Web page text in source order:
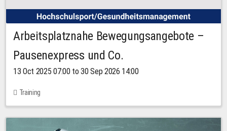
Arbeitsplatznahe Bewegungsangebote –
Pausenexpress und Co.
13 Oct 2025 07:00 to 30 Sep 2026 14:00
Training